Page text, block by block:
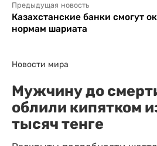
Предыдущая новость
Казахстанские банки смогут
нормам шариата
Новости мира
Мужчину до
облили кипятком
тысяч тенге